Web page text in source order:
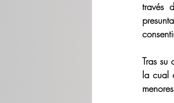
través
Tras su
la cual